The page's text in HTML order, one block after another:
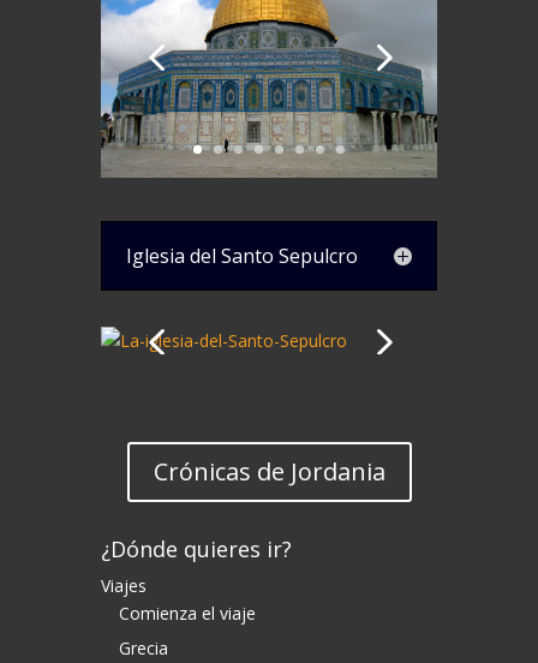
Iglesia del Santo Sepulcro
Crónicas de Jordania
¿Dónde quieres ir?
Viajes
Comienza el viaje
Grecia